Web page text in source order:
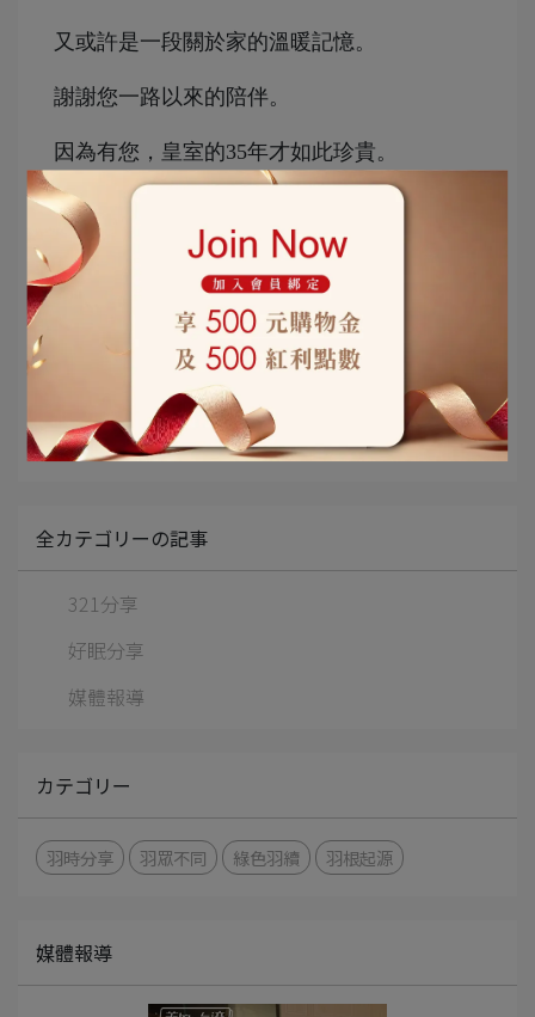
又或許是一段關於家的溫暖記憶。
謝謝您一路以來的陪伴。
因為有您，皇室的35年才如此珍貴。
為了繼續陪伴您再下一個35年。這份信任是
我們勇往直前的動力。
記事カテゴリー 綠色羽續
全カテゴリーの記事
321分享
好眠分享
媒體報導
カテゴリー
羽時分享 羽眾不同 綠色羽續 羽根起源
媒體報導